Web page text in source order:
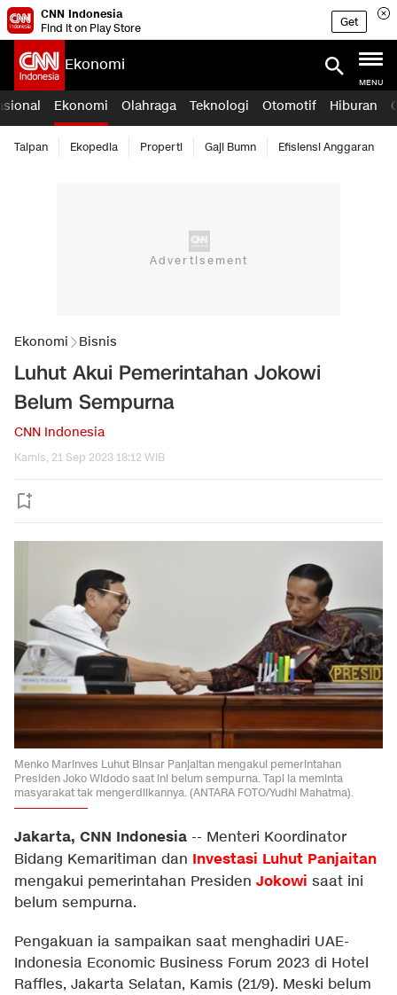
CNN Indonesia
Find it on Play Store
Get
Ekonomi
MENU
Ekonomi Olahraga Teknologi Otomotif Hiburan
Taipan Ekopedia Properti Gaji Bumn Efisiensi Anggaran
Ekonomi Bisnis
Luhut Akui Pemerintahan Jokowi
Belum Sempurna
CNN Indonesia
Kamis, 21 Sep 2023 18:12 WIB
Menko Marinves Luhut Binsar Panjaitan mengakui pemerintahan
Presiden Joko Widodo saat ini belum sempurna. Tapi ia meminta
masyarakat tak mengerdilkannya. (ANTARA FOTO/Yudhi Mahatma).
Jakarta, CNN Indonesia -- Menteri Koordinator
Bidang Kemaritiman dan Investasi Luhut Panjaitan
mengakui pemerintahan Presiden Jokowi saat ini
belum sempurna.
Pengakuan ia sampaikan saat menghadiri UAE-
Indonesia Economic Business Forum 2023 di Hotel
Raffles, Jakarta Selatan, Kamis (21/9). Meski belum